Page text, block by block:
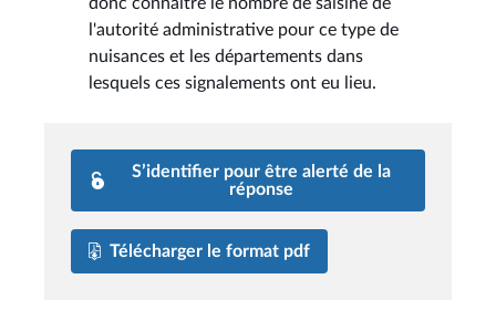
l'autorité administrative pour ce type de
nuisances et les départements dans
lesquels ces signalements ont eu lieu.
S’identifier pour être alerté de la
réponse
Télécharger le format pdf